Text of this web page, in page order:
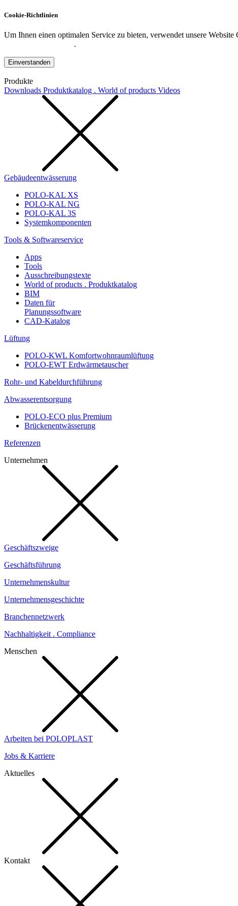
Cookie-Richtlinien
Um Ihnen einen optimalen Service zu bieten, verwendet unsere
.
Einverstanden
Produkte
Downloads Produktkatalog . World of products Videos
Gebäudeentwässerung
POLO-KAL XS
POLO-KAL NG
POLO-KAL 3S
Systemkomponenten
Tools & Softwareservice
Apps
Tools
Ausschreibungstexte
World of products . Produktkatalog
BIM
Daten für
Planungssoftware
CAD-Katalog
Lüftung
POLO-KWL Komfortwohnraumlüftung
POLO-EWT Erdwärmetauscher
Rohr- und Kabeldurchführung
Abwasserentsorgung
POLO-ECO plus Premium
Brückenentwässerung
Referenzen
Unternehmen
Geschäftszweige
Geschäftsführung
Unternehmenskultur
Unternehmensgeschichte
Branchennetzwerk
Nachhaltigkeit . Compliance
Menschen
Arbeiten bei POLOPLAST
Jobs & Karriere
Aktuelles
Kontakt